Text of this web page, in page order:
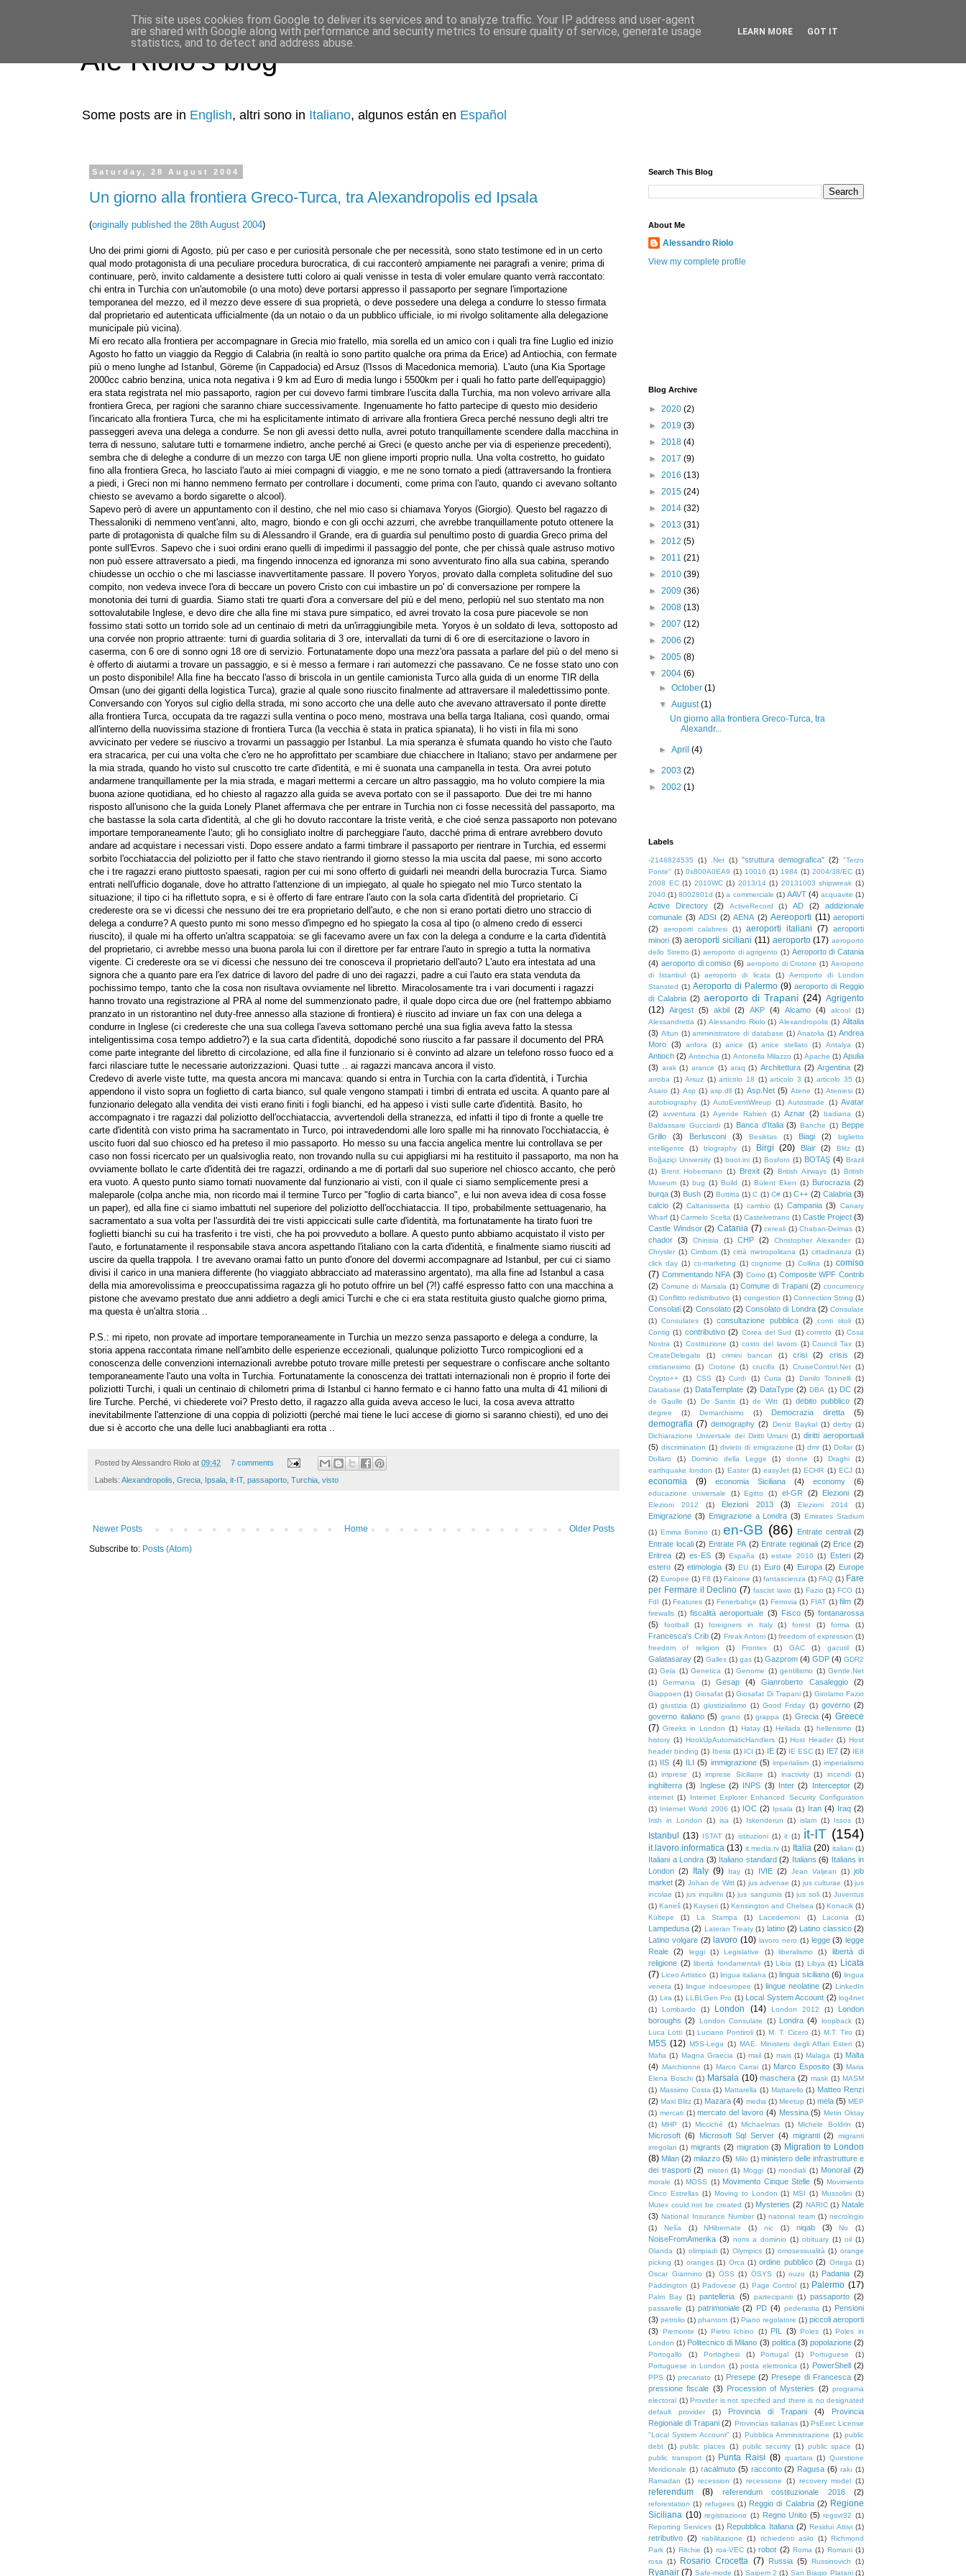
Ale Riolo's blog
Some posts are in English, altri sono in Italiano, algunos están en Español
Saturday, 28 August 2004
Un giorno alla frontiera Greco-Turca, tra Alexandropolis ed Ipsala
(originally published the 28th August 2004)
Uno dei primi giorni di Agosto, più per caso e per curiosità personale che per necessità, sono stato testimone ed in un certo
qual modo protagonista di una peculiare procedura burocratica, di cui racconterò ampiamente nei paragrafi a venire; prima di
continuare, però, invito caldamente a desistere tutti coloro ai quali venisse in testa di voler emulare quanto verrà raccontato:
chi entra in Turchia con un'automobile (o una moto) deve portarsi appresso il passaporto per segnare l'importazione
temporanea del mezzo, ed il mezzo deve essere di sua proprietà, o deve possedere una delega a condurre lo stesso firmata
dal proprietario ed autenticata ufficialmente (da un notaio o da un pubblico ufficiale, io mi rivolgo solitamente alla delegazione
municipale più vicina).
Mi ero recato alla frontiera per accompagnare in Grecia mio fratello, mia sorella ed un amico con i quali tra fine Luglio ed inizio
Agosto ho fatto un viaggio da Reggio di Calabria (in realtà io sono partito qualche ora prima da Erice) ad Antiochia, con fermate
più o meno lunghe ad Istanbul, Göreme (in Cappadocia) ed Arsuz (l'Issos di Macedonica memoria). L'auto (una Kia Sportage
2000cc cabrio benzina, unica nota negativa i 9 km ad Euro di media lungo i 5500km per i quali ho fatto parte dell'equipaggio)
era stata registrata nel mio passaporto, ragion per cui dovevo farmi timbrare l'uscita dalla Turchia, ma non volevo arrivare alla
frontiera Greca, per ragioni che saranno chiare successivamente. Ingenuamente ho fatto partecipe di questo mio desiderio
l'incaricato alla frontiera Turca, che mi ha esplicitamente intimato di arrivare alla frontiera Greca perché nessuno degli altri tre
passeggeri aveva una delega a condurre. Se non gli avessi detto nulla, avrei potuto tranquillamente scendere dalla macchina in
terra di nessuno, salutare tutti e tornarmene indietro, anche perché ai Greci (e questo anche per via di esperienze precedenti),
sembra che di deleghe a condurre di un mezzo con targa UE non gliene importi proprio nulla. Una volta costretto, ho guidato
fino alla frontiera Greca, ho lasciato l'auto ai miei compagni di viaggio, e me ne sono tornato a piedi (attraversando la frontiera
a piedi, i Greci non mi hanno nemmeno fermato per controllare i documenti, come prima con l'auto, quando ci avevano soltanto
chiesto se avevamo a bordo sigarette o alcool).
Sapevo però di avere un appuntamento con il destino, che nel mio caso si chiamava Yoryos (Giorgio). Questo bel ragazzo di
Thessaloniki di nemmeno vent'anni, alto, magro, biondo e con gli occhi azzurri, che avrebbe tranquillamente potuto ottenere la
parte di protagonista di qualche film su di Alessandro il Grande, era di guardia sul penultimo posto di guardia Greco prima del
ponte sull'Evros. Sapevo che i suoi ordini erano quelli di impedirmi il passaggio del ponte, che per chissà quale astruso motivo
non può essere attraversato a piedi, ma fingendo innocenza ed ignoranza mi sono avventurato fino alla sua cabina, sperando
chiudesse un occhio o che mi lasciasse inavvertitamente passare. Il povero Yoryos, provato dalla completa solitudine del suo
compito, non vedeva invece l'ora di beccare un povero Cristo con cui imbastire un po' di conversazione per rompere la
monotonia dei turni di guardia. Siamo stati tre quarti d'ora a conversare del più e del meno, perlopiù nel suo stentato ma non
sottovalutabile Inglese, e devo dire che alla fine mi stava pure simpatico, ed avrei trovato la cosa pure piacevole se non
fossimo stati sotto un torrido sole ad un centinaio di metri da un'irraggiungibile meta. Yoryos è un soldato di leva, sottoposto ad
una corvée non proprio attraente: turni di guardia solitaria di 3 ore, intervallati da turni di 6 ore di esercitazione o lavoro in
caserma, con 6 ore di sonno ogni 18 ore di servizio. Fortunatamente dopo una mezz'ora passata a parlare del più o del meno si
è offerto di aiutarmi a trovare un passaggio, e si è messo a fermare i rari automezzi che passavano. Ce ne fosse stato uno con
un posto disponibile! Alla fine ha beccato l'asso di briscola in un gentile camionista Turco alla guida di un enorme TIR della
Omsan (uno dei giganti della logistica Turca), grazie al quale sono riuscito finalmente ad attraversare il maledettissimo ponte.
Conversando con Yoryos sul ciglio della strada, mi sono accorto che una delle auto che avevano attraversato il ponte dirette
alla frontiera Turca, occupata da tre ragazzi sulla ventina o poco meno, mostrava una bella targa Italiana, così quando, ormai
all'interno della nuovissima stazione di frontiera Turca (la vecchia è stata in pratica spianata), li ho visti in fila mi sono
avvicinato per vedere se riuscivo a trovarmi un passaggio per Istanbul. La mia speranza è sfumata quando ho visto che l'auto
era stracarica, per cui una volta che c'ero ne ho approfittato per scambiare due chiacchere in Italiano; stavo per andarmene per
la mia strada, quando ho visto sul cruscotto tre carte d'identità, e mi è suonata una campanella in testa. Ora avrei potuto
andarmene tranquillamente per la mia strada, e magari mettermi a cercare un altro passaggio, ma ho voluto compiere la mia
buona azione quotidiana, ed ho chiesto al ragazzo alla guida se aveva portato con se il passaporto. Due dei tre mi hanno
risposto all'unisono che la guida Lonely Planet affermava che per entrare in Turchia non ci fosse necessità del passaporto, ma
che bastasse la sola carta d'identità, al che gli ho dovuto raccontare la triste verità, e che cioé senza passaporto non potevano
importare temporaneamente l'auto; gli ho consigliato inoltre di parcheggiare l'auto, dacché prima di entrare avrebbero dovuto
andare ad acquistare i necessari visti. Dopo essere andato a farmi timbrare il passaporto per rientrare in Turchia, ed essermi
sorbito l'occhiataccia del poliziotto per il fatto che stavo rientrando il giorno stesso la mia uscita dal paese, mi sono accorto
che i tre ragazzi erano piuttosto spaesati, ragion per cui mi sono offerto di guidarli nei meandri della burocrazia Turca. Siamo
entrati nell'ufficio doganale, dove ho attratto l'attenzione di un impiegato, al quale ho spiegato nel mio Turco stentato la
situazione; il tipo ci ha riflettuto sopra, e si è offerto di fare entrare l'auto con la sola carta d'identità del proprietario. Ci
credereste ora se vi dicessi che nessuno dei tre era proprietario dell'auto, e che non si erano portati dietro uno straccio di
delega a condurre? A questo punto mi sono messo d'impegno ed ho spiegato la cosa al tipo (o almeno credo di esserci
riuscito), il quale mi ha offerto un'altra scappatoia: se gli facevamo avere un fax con la delega a condurre e la carta d'identità
del proprietario, ci avrebbe messo una buona parola lui con il direttore per far entrare l'auto in spregio a tutta la normativa
vigente. Ci credereste ora se vi dicessi che nessuno dei tre conosceva il proprietario dell'auto? L'auto era intestata ad una
signora che a quanto pare era l'ex datrice di lavoro del padre di uno dei ragazzi, padre a cui l'auto era stata venduta da
pochissimo tempo, tanto che la cosa non risultava ovviamente nel libretto. Miracolosamente tra i vari documenti i ragazzi
hanno trovato una registrazione al PRA al nome del summenzionato padre, il quale dopo circa due ore (nel frattempo abbiamo
pranzato in un ristorantino nel duty-free annesso alla stazione di frontiera) è riuscito ad inviare un fax con una delega a
condurre in Inglese (ci credereste che una sua collega l'aveva sottomano perché una sua figlia aveva fatto la stessa
inteligentissima cosa tempo addietro?) e la sua carta d'identità, dopodiché sono riuscito a far passare il documento del PRA
come parte integrante del libretto di circolazione, ed alla fine il funzionario si è convinto ad alzare un telefono rosso fuoco ed a
farci rilasciare tutte le necessarie autorizzazioni. Quasi tutte .. ai ragazzi mancava ancora il visto.
Credevo di averle viste tutte, ma questa ancora mi mancava: quando si entra in Turchia con la carta d'identità, i Turchia
appendono il visto sopra un foglietto di carta bianco, sul quale vengono stampati i timbri di entrata ed uscita. A quanto pare al
funzionario delegato alla vendita dei visti erano finiti i fogli bianchi, ed ha appeso i visti sulle carte d'identità. Basito, ho
accompagnato i tre ragazzi dal poliziotto dell'occhiataccia, avvertendoli della stranezza, ed infatti il tipo di fronte a quelle tre
carte d'identità con visto prima ha sacramentato in Turco, poi intravedendomi alle loro spalle mi ha rinnovato l'occhiataccia, è
uscito fuori dal suo chiosco ed ha preteso il mio passaporto. Ho messo su una faccia angelica mentre lui controllava se per
caso non fossi ricercato per un qualsivoglia reato, non trovando nulla su cui appigliarsi mi ha restituito il passaporto, ma non ha
ovviamente bollato le carte d'identità dei tre ragazzi, ordinando a me di portarli dal suo superiore nel chiosco accanto, che però
era vuoto. A questo punto siamo tornati nuovamente dal funzionario ai visti, con il quale ci siamo semplicemente presi a
maleparole (colpa anche mia, non ricordo mai il termine Turco per "foglio di carta bianco", e lui non aveva idea di cosa fosse
un paper), ed alla fine ci siamo imbattuti nel superiore del poliziotto dell'occhiataccia. Il tipo, probabilmente settuagenario, ha
sacramentato a sua volta per l'assurdità dei tre visti appiccicati sulle carte d'identità, ma fortunatamente ha tirato fuori tre
foglietti bianchi su cui ha trasferito i tre visti, che ha poi provveduto a bollare. A questo punto abbiamo acquistato il visto per
l'auto, e fortunatamente il responsabile stava ancora aspettando l'italiano con la carta d'identità, e finalmente siamo riusciti ad
uscire da quella trappola. I tre avevano oramai fatto un punto d'onore del dovermi accompagnare ad Istanbul, per cui ci siamo
divisi il carico in una maniera differente (ho viaggiato abbracciato ad materassino argentato), ma alla fine ad Istanbul a casa
della mia amorevolissima e preoccupatissima ragazza gli ho potuto offrire un bel (?!) caffé espresso fatto con una macchina a
pistone che avevamo prestato due anni addietro a degli amici Turchi e che ci era stata restituita giusto qualche giorno prima,
ma questa è un'altra storia ..
P.S.: mi ripeto, non provate ad importare temporaneamente in Turchia un mezzo senza passaporto e delega a condurre, la
storia appena raccontata rimane nell'ambito delle esperienze eccezionali, qualunque poliziotto Turco rompicoglioni ed a
conoscenza delle convenzioni internazionali avrebbe potuto trovare mille pretesti per sequestrare o confiscare anche soltanto
temporaneamente l'auto una volta in Turchia. Fortunatamente la conoscenza dei trattati internazionali non è proprio il forte dei
poliziotti Turchi, i quali un centinaio di chilometri prima di Istanbul ci hanno fermato e ci hanno fatto una multa di 41 milioni di
lire Turche. Perché, vi chiederete voi? Presto detto, il ragazzo alla guida aveva acceso le luci, la cosa aveva attratto
inevitabilmente l'attenzione di una coppia di poliziotti (perché mai tiene le luci accese di giorno si saranno chiesti), ed uno dei
due si è accorto che una delle luci anabbaglianti era rotta ..
Posted byAlessandro Riolo at 09:42 7 comments
Labels: Alexandropolis Grecia Ipsala it-IT, passaporto Turchia visto
Newer Posts Older Posts
Home
Subscribe to: Posts (Atom)
Search This Blog
About Me
Alessandro Riolo
View my complete profile
Blog Archive
► 2020 (2)
► 2019 (3)
► 2018 (4)
► 2017 (9)
► 2016 (13)
► 2015 (24)
► 2014 (32)
► 2013 (31)
► 2012 (5)
► 2011 (21)
► 2010 (39)
► 2009 (36)
► 2008 (13)
► 2007 (12)
► 2006 (2)
► 2005 (8)
▼ 2004 (6)
►October(1)
▼August(1)
Un giorno alla frontiera Greco-Turca, tra
Alexandr...
►April(4)
► 2003 (2)
► 2002 (1)
Labels
-2146824535 (1) .Net (1) "struttura demografica" (2)
"Terzo
Ponte" (1) 0x800A0EA9 (1) 10016 (1) 1984 (1) 2004/38/EC (1)
2008 EC (1) 2010WC (1) 2013/14 (1) 20131003 shipwreak (1)
2040 (1) 8002801d (1) a commerciale (1) AAVT (4) acquavite (1)
Active Directory (2) ActiveRecord (1) AD (2)
addizionale
comunale (3) ADSI (2) AENA (2) Aereoporti (11) aeroporti
(2)
aeroporti calabresi (1) aeroporti italiani (7) aeroporti
minori (3) aeroporti siciliani (11) aeroporto (17) aeroporto
dello Stretto (1) aeroporto di agrigento (1) Aeroporto di Catania
(4) aeroporto di comiso (6) aeroporto di Crotone (1) Aeroporto
di Istanbul
(1) aeroporto di licata (1)
Aeroporto di London
Stansted (1) Aeroporto di Palermo (9) aeroporto di Reggio
di Calabria (2) aeroporto di Trapani (24) Agrigento
(12) Airgest (5) akbil (2) AKP (4) Alcamo (4) alcool
(1)
Alessandretta (1) Alessandro Riolo (1) Alexandropolis (1) Alitalia
(3) Altun (1) amministratore di database (1) Anatolia (1) Andrea
Moro (3) anfora (1) anice (1) anice stellato (1) Antalya (1)
Antioch (2) Antiochia (1) Antonella Milazzo (1) Apache (1) Apulia
(3) arak (1) arance (1) araq (1) Architettura (2) Argentina (2)
arroba (1) Arsuz (1) articolo 18 (1) articolo 3 (1) articolo 35 (1)
Asaro (1) Asp (1) asp.dll (1) Asp.Net (5) Atene (1) Ateniesi (1)
autobiography (1) AutoEventWireup (1) Autostrade (1) Avatar
(2)
avventura (1) Ayende Rahien (1) Aznar (2) badiana
(1)
Baldassare Gucciardi (1) Banca d'Italia (3) Banche (1) Beppe
Grillo
(3) Berlusconi (3) Besiktas (1) Biagi (2)
biglietto
intelligente
(1) biography (1) Birgi (20) Blair (2) Blitz
(1)
Boğaziçi University (1) boot.ini (1) Bosforo (1) BOTAŞ (4) Brazil
(1) Brent Hobermann (1) Brexit (2) British Airways (1) British
Museum (1) bug (1) Build (1) Bülent Eken (1) Burocrazia (2)
burqa (3) Bush (2) Buttitta (1) C (1) C# (1) C++ (2) Calabria (3)
calcio (2) Caltanissetta (1) cambio (1) Campania (3)
Canary
Wharf (1) Carmelo Scelta (1) Castelvetrano (1) Castle Project (3)
Castle Windsor (2) Catania (7) cereali (1) Chaban-Delmas (1)
chador (3) Chinisia (1) CHP (2) Christopher Alexander
(1)
Chrysler (1) Cimbom (1) città metropolitana (1) cittadinanza (1)
click day (1) co-marketing (1) cognome (1) Collina (1) comiso
(7) Commentando NFA (3) Como (1) Composite WPF Contrib
(2) Comune di Marsala (1) Comune di Trapani (2) concurrency
(1) Conflitto redistributivo (1) congestion (1) Connection String (1)
Consolati (2) Consolato (2) Consolato di Londra (2) Consulate
(1) Consulates (1) consultazione pubblica (2) conti titoli (1)
Contig (1) contributivo (2) Corea del Sud (1) corretto (1) Cosa
Nostra (1) Costituzione (1) costo del lavoro (1) Council Tax (1)
CreateDelegate
(1) crimini bancari (1) crisi (2) crisis (2)
cristianesimo (1) Crotone (1) crucifix (1) CruiseControl.Net (1)
Crypto++ (1) CSS (1) Curdi (1) Curia (1) Danilo Toninelli (1)
Database (1) DataTemplate (2) DataType (2) DBA (1) DC (2)
de Gaulle (1) De Santis (1) de Witt (1) debito pubblico (2)
degree (1) Demarchismo (1) Democrazia diretta (5)
demografia (7) demography (2) Deniz Baykal (1) derby (1)
Dichiarazione Universale dei Diritti Umani (1) diritti aeroportuali
(5) discrimination (1) divieto di emigrazione (1) dmr (1) Dollar (1)
Dollaro
(1) Dominio della Legge (1) donne (1) Draghi
(1)
earthquake london (1) Easter (1) easyJet (1) ECHR (1) ECJ (1)
economia (9) economia Siciliana (4) economy (6)
educazione universale (1) Egitto (1) el-GR (2) Elezioni (2)
Elezioni 2012 (1) Elezioni 2013 (3) Elezioni 2014 (1)
Emigrazione (3) Emigrazione a Londra (3) Emirates Stadium
(1) Emma Bonino (1) en-GB (86) Entrate centrali (2)
Entrate locali (2) Entrate PA (2) Entrate regionali (2) Erice (2)
Eritrea (2) es-ES (3) España (1) estate 2010 (1) Esteri (2)
estero (2) etimologia (3) EU (1) Euro (4) Europa (2) Europe
(2) Europee (1) F8 (1) Falcone (1) fantascienza (1) FAQ (1) Fare
per Fermare il Declino (7) fascist laws (1) Fazio (1) FCO (1)
FdI (1) Features (1) Fenerbahçe (1) Ferrovia (1) FIAT (1) film (2)
firewalls (1) fiscalità aeroportuale (3) Fisco (5) fontanarossa
(5)
football (1) foreigners in Italy (1) forest (1) forma (1)
Francesca's Crib (2) Freak Antoni (1) freedom of expression (1)
freedom of religion
(1) Frontex (1) GAC (1) gacutil (1)
Galatasaray (2) Galles (1) gas (1) Gazprom (4) GDP (4) GDR2
(1) Gela (1) Genetica (1) Genome (1) gentilismo (1) Gentle.Net
(1)
Germania (1) Gesap (4) Gianroberto Casaleggio (2)
Giappoen (1) Giosafat (1) Giosafat Di Trapani (1) Girolamo Fazio
(1) giustizia (1) giustizialismo (1) Good Friday (1) governo (2)
governo italiano (5) grano (1) grappa (1) Grecia (4) Greece
(7) Greeks in London (1) Hatay (1) Hellada (1) hellenismo (1)
history (1) HookUpAutomaticHandlers (1) Host Header (1) Host
header binding (1) Iberia (1) ICI (1) IE (2) IE ESC (1) IE7 (2) IE8
(1) IIS (4) ILI (5) immigrazione (5) imperialism (1) imperialismo
(1) imprese (1) imprese Siciliane (1) inactivity (1) incendi (1)
inghilterra (3) Inglese (2) INPS (3) Inter (2) Interceptor (2)
internet (1)
Internet Explorer Enhanced Security Configuration
(1) Internet World 2006 (1) IOC (2) Ipsala (1) Iran (4) Iraq (2)
Irish in London (1) isa (1) Iskenderun (1) islam (1) Issos (1)
Istanbul (13) ISTAT (1) istituzioni (1) it (1) it-IT (154)
it.lavoro.informatica (13) it.media.tv (1) Italia (20) italiani (1)
Italiani a Londra (3) Italiano standard (2) Italians (6) Italians in
London (2) Italy (9) Itay (1) IVIE (2) Jean Valjean (1) job
market (2) Johan de Witt (1) jus advenae (1) jus culturae (1) jus
incolae (1) jus inquilini (1) jus sanguinis (1) jus soli (1) Juventus
(1) Kaneš (1) Kayseri (1) Kensington and Chelsea (1) Konacik (1)
Kültepe
(1) La Stampa (1) Lacedemoni (1) Laconia (1)
Lampedusa (2) Lateran Treaty (1) latino (2) Latino classico (2)
Latino volgare (2) lavoro (10) lavoro nero (1) legge (3) legge
Reale
(2) leggi (1) Legislative (1) liberalismo (1)
libertà di
religione (2) libertà fondamentali (1) Libia (1) Libya (1)
Licata
(7) Liceo Artistico (1) lingua italiana (1) lingua siciliana (6) lingua
veneta (1) lingue indoeuropee (1) lingue neolatine (2) LinkedIn
(1) Lira (1) LLBLGen Pro (1) Local System Account (2) log4net
(1)
Lombardo (1) London (14) London 2012 (1)
London
boroughs (2) London Consulate (1) Londra (4) loopback (1)
Luca Lotti (1) Luciano Pontiroli (1) M. T. Cicero (1) M.T. Tiro (1)
M5S (12) M5S-Lega (1) MAE. Ministero degli Affari Esteri (1)
Mafia (1) Magna Graecia (1) mail (1) mais (1) Malaga (1) Malta
(4) Marchionne (1) Marco Carrai (1) Marco Esposito (3) Maria
Elena Boschi (1) Marsala (10) maschera (2) mask (1) MASM
(1) Massimo Costa (1) Mattarella (1) Mattarello (1) Matteo Renzi
(2) Maxi Blitz (1) Mazara (4) media (1) Meetup (1) mela (5) MEP
(1) mercati (1) mercato del lavoro (4) Messina (5) Metin Oktay
(1) MHP (1) Micciché (1) Michaelmas (1) Michele Boldrin (1)
Microsoft (6) Microsoft Sql Server (4) migranti (2)
migranti
irregolari (1) migrants (2) migration (3) Migration to London
(8) Milan (2) milazzo (5) Milo (1) ministero delle infrastrutture e
dei trasporti (2) misteri (1) Moggi (1) mondiali (1) Monorail (2)
morale (1) MOSS (1) Movimento Cinque Stelle (5) Movimiento
Cinco Estrellas (1) Moving to London (1) MSI (1) Mussolini (1)
Mutex could not be created (1) Mysteries (2) NARIC (1) Natale
(3) National Insurance Number (1) national team (1) necrologio
(1)
Neša (1) NHibernate (1) nic (1) niqab (3) No (1)
NoiseFromAmerika (3) nomi a dominio (1) obituary (1) oil (1)
Olanda (1) olimpiadi (1) Olympics (1) omosessualità (1) orange
picking (1) oranges (1) Orca (1) ordine pubblico (2) Ortega (1)
Oscar Giannino (1) ÖSS (1) ÖSYS (1) ouzo (1) Padania (2)
Paddington (1) Padovese (1) Page Control (1) Palermo (17)
Palm Bay (1) pantelleria (5) partecipanti (1) passaporto (2)
passarelle (1) patrimoniale (2) PD (4) pederastia (1) Pensioni
(3) petrolio (1) phantom (1) Piano regolatore (1) piccoli aeroporti
(3)
Piemonte (1) Pietro Ichino (1) PIL (3) Poles (1) Poles in
London (1) Politecnico di Milano (3) politica (3) popolazione (2)
Portogallo (1) Portoghesi (1) Portugal (1) Portuguese
(1)
Portuguese in London (1) posta elettronica (1) PowerShell (2)
PPS (1) precariato (1) Presepe (2) Presepe di Francesca (2)
pressione fiscale (3) Procession of Mysteries (2) programa
electoral (1) Provider is not specified and there is no designated
default provider
(1) Provincia di Trapani (4)
Provincia
Regionale di Trapani (2) Provincias italianas (1) PsExec License
"Local System Account" (1) Pubblica Amministrazione (1) public
debt (1) public places (1) public security (1) public space
(1)
public transport (1) Punta Raisi (8) quartara (1) Questione
Meridionale (1) racalmuto (5) racconto (2) Ragusa (6) rakı (1)
Ramadan
(1) recession (1) recessione (1) recovery model (1)
referendum (8) referendum costituzionale 2016 (2)
reforestation (1) refugees (1) Reggio di Calabria (2) Regione
Siciliana (10) registrazione (1) Regno Unito (5) regsvr32 (1)
Reporting Services (1) Repubblica Italiana (2) Residui Attivi (1)
retributivo (2) riabilitazione (1) richiedenti asilo (1) Richmond
Park (1) Ritchie (1) roa-VEC (1) robot (2) Roma (1) Romani (1)
rosa
(1) Rosario Crocetta (7) Russia (5) Russinovich (1)
Ryanair (7) Safe-mode (1) Saipem 2 (1) San Biagio Platani (1)
This site uses cookies from Google to deliver its services and to analyze traffic. Your IP address and user-agent
are shared with Google along with performance and security metrics to ensure quality of service, generate usage
statistics, and to detect and address abuse.
LEARN MORE GOT IT